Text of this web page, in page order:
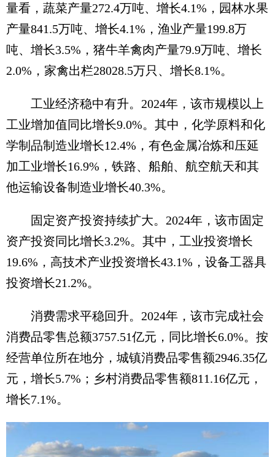
量看，蔬菜产量272.4万吨、增长4.1%，园林水果
产量841.5万吨、增长4.1%，渔业产量199.8万
吨、增长3.5%，猪牛羊禽肉产量79.9万吨、增长
2.0%，家禽出栏28028.5万只、增长8.1%。
工业经济稳中有升。2024年，该市规模以上
工业增加值同比增长9.0%。其中，化学原料和化
学制品制造业增长12.4%，有色金属冶炼和压延
加工业增长16.9%，铁路、船舶、航空航天和其
他运输设备制造业增长40.3%。
固定资产投资持续扩大。2024年，该市固定
资产投资同比增长3.2%。其中，工业投资增长
19.6%，高技术产业投资增长43.1%，设备工器具
投资增长21.2%。
消费需求平稳回升。2024年，该市完成社会
消费品零售总额3757.51亿元，同比增长6.0%。按
经营单位所在地分，城镇消费品零售额2946.35亿
元，增长5.7%；乡村消费品零售额811.16亿元，
增长7.1%。